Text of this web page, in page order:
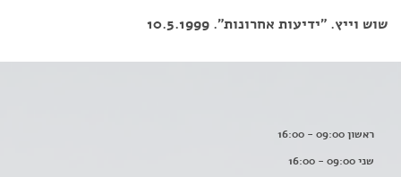
שוש וייץ. "ידיעות אחרונות". 10.5.1999
ראשון 09:00 - 16:00
שני 09:00 - 16:00